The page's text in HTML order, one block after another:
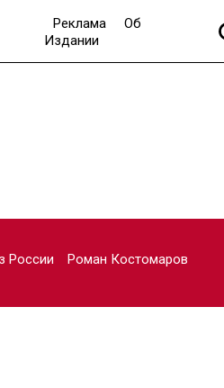
Реклама
Об
Издании
России
Роман Костомаров